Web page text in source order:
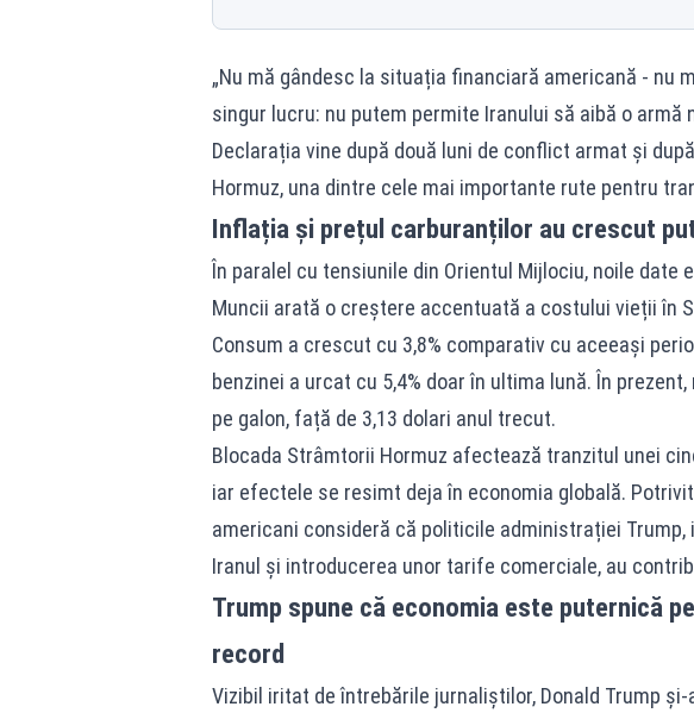
„Nu mă gândesc la situația financiară americană - nu
singur lucru: nu putem permite Iranului să aibă o armă
Declarația vine după două luni de conflict armat și
Hormuz, una dintre cele mai importante rute pentru
Inflația și prețul carburanților au crescut
În paralel cu tensiunile din Orientul Mijlociu, noile date
Muncii arată o creștere accentuată a costului vieții în
Consum a crescut cu 3,8% comparativ cu aceeași
benzinei a urcat cu 5,4% doar în ultima lună. În
pe galon, față de 3,13 dolari anul trecut.
Blocada Strâmtorii Hormuz afectează tranzitul unei
iar efectele se resimt deja în economia globală. Potrivit
americani consideră că politicile administrației
Iranul și introducerea unor tarife comerciale, au
Trump spune că economia este puternică
record
Vizibil iritat de întrebările jurnaliștilor, Donald Trump